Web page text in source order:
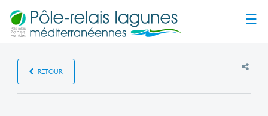
RETOUR